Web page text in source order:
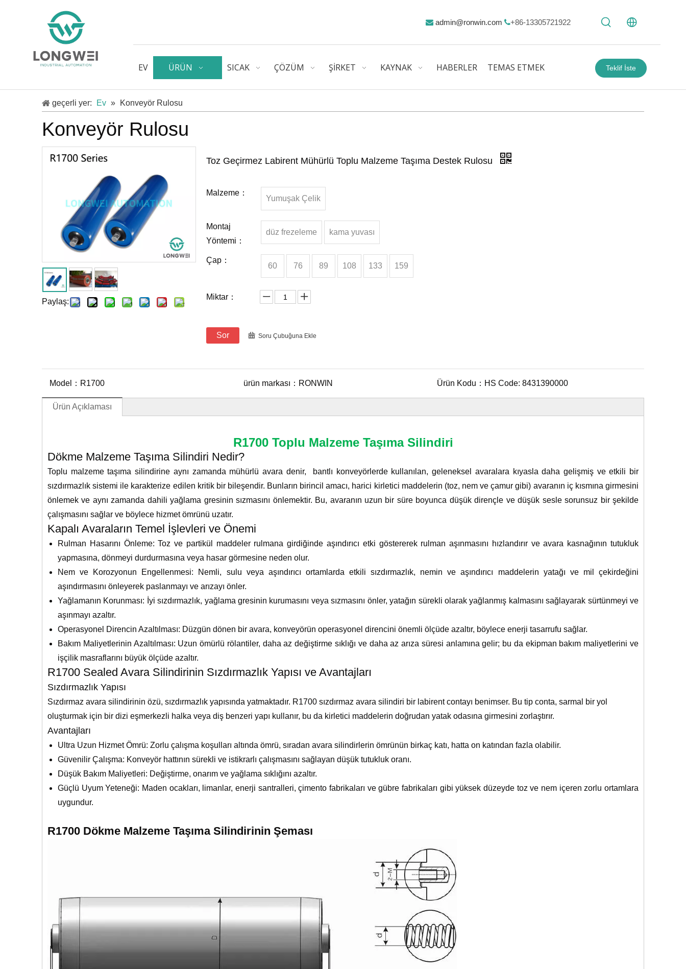
 admin@ronwin.com+86-13305721922
EV ÜRÜN SICAK ÇÖZÜM ŞİRKET KAYNAK HABERLER TEMAS ETMEK Teklif İste
geçerli yer: Ev » Konveyör Rulosu
Konveyör Rulosu
Paylaş:
Toz Geçirmez Labirent Mühürlü Toplu Malzeme Taşıma Destek Rulosu
Malzeme：
Yumuşak Çelik
Montaj
Yöntemi：
düz frezeleme kama yuvası
Çap：
60 76 89 108 133 159
Miktar：
Sor Soru Çubuğuna Ekle
Model： R1700 ürün markası： RONWIN Ürün Kodu： HS Code: 8431390000
Ürün Açıklaması
R1700 Toplu Malzeme Taşıma Silindiri
Dökme Malzeme Taşıma Silindiri Nedir?
Toplu malzeme taşıma silindirine aynı zamanda mühürlü avara denir, bantlı konveyörlerde kullanılan, geleneksel avaralara kıyasla daha gelişmiş ve etkili bir
sızdırmazlık sistemi ile karakterize edilen kritik bir bileşendir. Bunların birincil amacı, harici kirletici maddelerin (toz, nem ve çamur gibi) avaranın iç kısmına girmesini
önlemek ve aynı zamanda dahili yağlama gresinin sızmasını önlemektir. Bu, avaranın uzun bir süre boyunca düşük dirençle ve düşük sesle sorunsuz bir şekilde
çalışmasını sağlar ve böylece hizmet ömrünü uzatır.
Kapalı Avaraların Temel İşlevleri ve Önemi
Rulman Hasarını Önleme: Toz ve partikül maddeler rulmana girdiğinde aşındırıcı etki göstererek rulman aşınmasını hızlandırır ve avara kasnağının tutukluk
yapmasına, dönmeyi durdurmasına veya hasar görmesine neden olur.
Nem ve Korozyonun Engellenmesi: Nemli, sulu veya aşındırıcı ortamlarda etkili sızdırmazlık, nemin ve aşındırıcı maddelerin yatağı ve mil çekirdeğini
aşındırmasını önleyerek paslanmayı ve arızayı önler.
Yağlamanın Korunması: İyi sızdırmazlık, yağlama gresinin kurumasını veya sızmasını önler, yatağın sürekli olarak yağlanmış kalmasını sağlayarak sürtünmeyi ve
aşınmayı azaltır.
Operasyonel Direncin Azaltılması: Düzgün dönen bir avara, konveyörün operasyonel direncini önemli ölçüde azaltır, böylece enerji tasarrufu sağlar.
Bakım Maliyetlerinin Azaltılması: Uzun ömürlü rölantiler, daha az değiştirme sıklığı ve daha az arıza süresi anlamına gelir; bu da ekipman bakım maliyetlerini ve
işçilik masraflarını büyük ölçüde azaltır.
R1700 Sealed Avara Silindirinin Sızdırmazlık Yapısı ve Avantajları
Sızdırmazlık Yapısı
Sızdırmaz avara silindirinin özü, sızdırmazlık yapısında yatmaktadır. R1700 sızdırmaz avara silindiri bir labirent contayı benimser. Bu tip conta, sarmal bir yol
oluşturmak için bir dizi eşmerkezli halka veya diş benzeri yapı kullanır, bu da kirletici maddelerin doğrudan yatak odasına girmesini zorlaştırır.
Avantajları
Ultra Uzun Hizmet Ömrü: Zorlu çalışma koşulları altında ömrü, sıradan avara silindirlerin ömrünün birkaç katı, hatta on katından fazla olabilir.
Güvenilir Çalışma: Konveyör hattının sürekli ve istikrarlı çalışmasını sağlayan düşük tutukluk oranı.
Düşük Bakım Maliyetleri: Değiştirme, onarım ve yağlama sıklığını azaltır.
Güçlü Uyum Yeteneği: Maden ocakları, limanlar, enerji santralleri, çimento fabrikaları ve gübre fabrikaları gibi yüksek düzeyde toz ve nem içeren zorlu ortamlara
uygundur.
R1700 Dökme Malzeme Taşıma Silindirinin Şeması